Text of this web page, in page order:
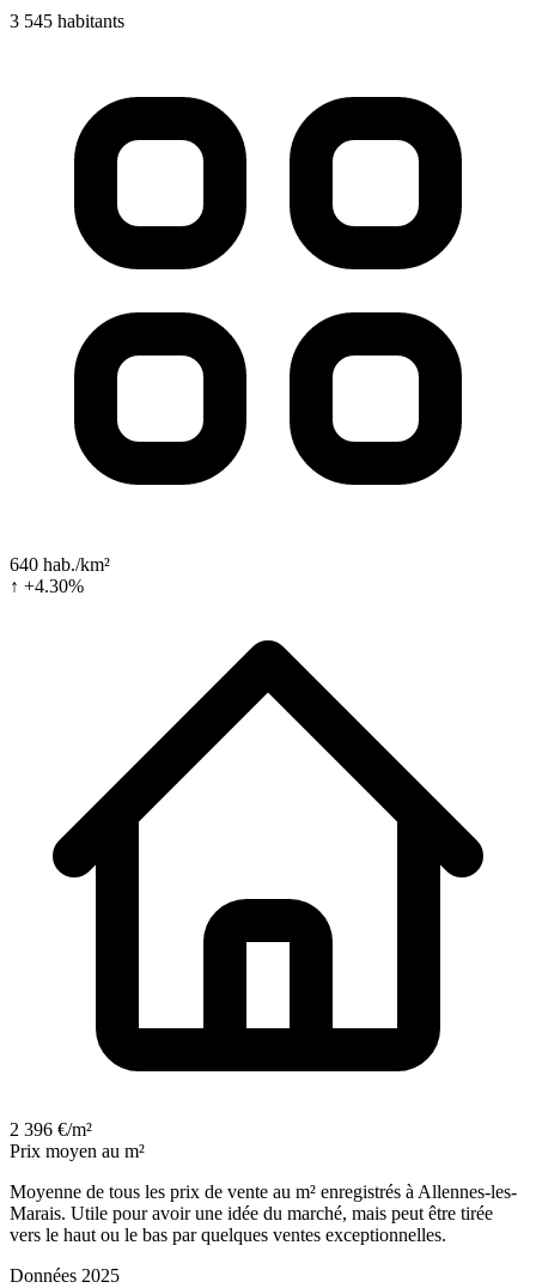
3 545 habitants
640 hab./km²
↑ +4.30%
2 396 €/m²
Prix moyen au m²
Moyenne de tous les prix de vente au m² enregistrés à Allennes-les-
Marais. Utile pour avoir une idée du marché, mais peut être tirée
vers le haut ou le bas par quelques ventes exceptionnelles.
Données 2025